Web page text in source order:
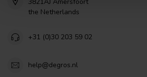
the Netherlands
+31 (0)30 203 59 02
help@degros.nl